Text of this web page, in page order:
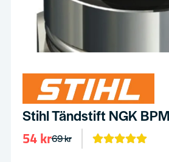
Stihl Tändstift NGK
69 kr
54 kr